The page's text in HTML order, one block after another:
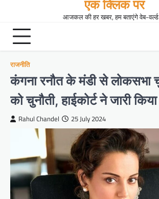
एक क्लिक पर
आजकल की हर खबर, हम बताएंगे वेब-
राजनीति
कंगना रनौत के मंडी से लोकसभा
को चुनौती, हाईकोर्ट ने जारी
Rahul Chandel 25 July 2024